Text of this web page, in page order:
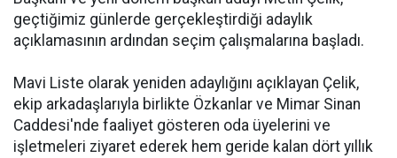
geçtiğimiz günlerde gerçekleştirdiği adaylık
açıklamasının ardından seçim çalışmalarına başladı.
Mavi Liste olarak yeniden adaylığını açıklayan Çelik,
ekip arkadaşlarıyla birlikte Özkanlar ve Mimar Sinan
Caddesi'nde faaliyet gösteren oda üyelerini ve
işletmeleri ziyaret ederek hem geride kalan dört yıllık